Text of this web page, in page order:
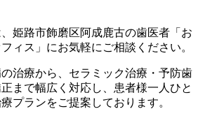
姫路市飾磨区阿成鹿古の歯医者「お
ィス」にお気軽にご相談ください。
治療から、セラミック治療・予防歯
まで幅広く対応し、患者様一人ひと
プランをご提案しております。